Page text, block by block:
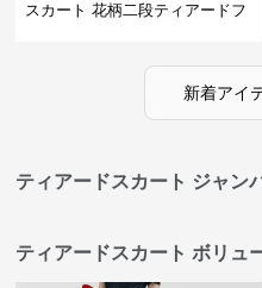
スカート 花柄二段ティアードフ
新着アイ
ティアードスカート ジャン
ティアードスカート ボリュ